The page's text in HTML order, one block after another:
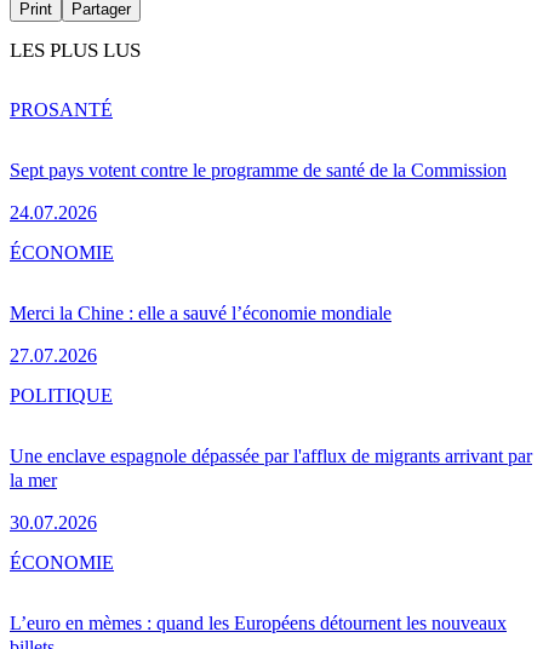
Print Partager
LES PLUS LUS
Sept pays votent contre le programme de santé de la Commission
24.07.2026
PROSANTÉ
Merci la Chine : elle a sauvé l’économie mondiale
27.07.2026
ÉCONOMIE
Une enclave espagnole dépassée par l'afflux de migrants arrivant par
la mer
30.07.2026
POLITIQUE
L’euro en mèmes : quand les Européens détournent les nouveaux
ÉCONOMIE